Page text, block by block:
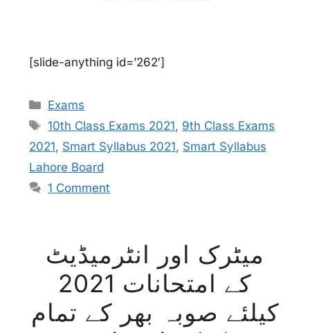
[slide-anything id=’262′]
Categories
Exams
Tags
10th Class Exams 2021, 9th Class Exams
2021, Smart Syllabus 2021, Smart Syllabus
Lahore Board
1 Comment
میٹرک اور انٹرمیڈیٹ
کے امتحانات 2021
کیلئے صوبہ بھر کے تمام